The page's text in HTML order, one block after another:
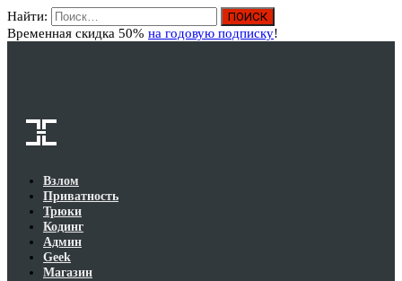
Найти:
Временная скидка 50% на годовую подписку!
Взлом
Приватность
Трюки
Кодинг
Админ
Geek
Магазин